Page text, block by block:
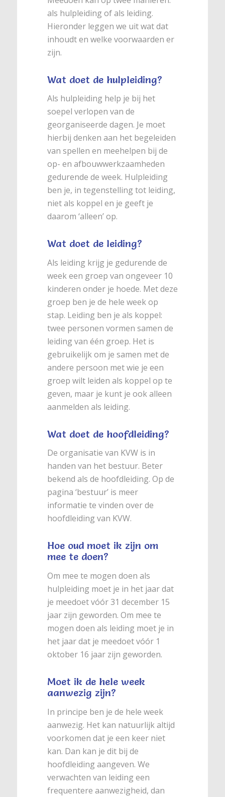
als hulpleiding of als leiding.
Hieronder leggen we uit wat dat
inhoudt en welke voorwaarden er
zijn.
Wat doet de hulpleiding?
Als hulpleiding help je bij het
soepel verlopen van de
georganiseerde dagen. Je moet
hierbij denken aan het begeleiden
van spellen en meehelpen bij de
op- en afbouwwerkzaamheden
gedurende de week. Hulpleiding
ben je, in tegenstelling tot leiding,
niet als koppel en je geeft je
daarom ‘alleen’ op.
Wat doet de leiding?
Als leiding krijg je gedurende de
week een groep van ongeveer 10
kinderen onder je hoede. Met deze
groep ben je de hele week op
stap. Leiding ben je als koppel:
twee personen vormen samen de
leiding van één groep. Het is
gebruikelijk om je samen met de
andere persoon met wie je een
groep wilt leiden als koppel op te
geven, maar je kunt je ook alleen
aanmelden als leiding.
Wat doet de hoofdleiding?
De organisatie van KVW is in
handen van het bestuur. Beter
bekend als de hoofdleiding. Op de
pagina ‘bestuur’ is meer
informatie te vinden over de
hoofdleiding van KVW.
Hoe oud moet ik zijn om
mee te doen?
Om mee te mogen doen als
hulpleiding moet je in het jaar dat
je meedoet vóór 31 december 15
jaar zijn geworden. Om mee te
mogen doen als leiding moet je in
het jaar dat je meedoet vóór 1
oktober 16 jaar zijn geworden.
Moet ik de hele week
aanwezig zijn?
In principe ben je de hele week
aanwezig. Het kan natuurlijk altijd
voorkomen dat je een keer niet
kan. Dan kan je dit bij de
hoofdleiding aangeven. We
verwachten van leiding een
frequentere aanwezigheid, dan